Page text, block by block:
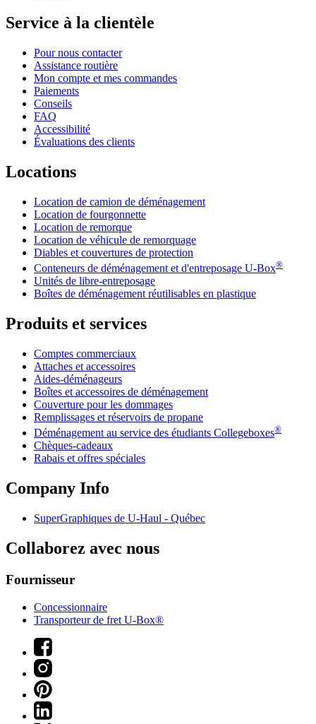
Service à la clientèle
Pour nous contacter
Assistance routière
Mon compte et mes commandes
Paiements
Conseils
FAQ
Accessibilité
Évaluations des clients
Locations
Location de camion de déménagement
Location de fourgonnette
Location de remorque
Location de véhicule de remorquage
Diables et couvertures de protection
Conteneurs de déménagement et d'entreposage U-Box®
Unités de libre-entreposage
Boîtes de déménagement réutilisables en plastique
Produits et services
Comptes commerciaux
Attaches et accessoires
Aides-déménageurs
Boîtes et accessoires de déménagement
Couverture pour les dommages
Remplissages et réservoirs de propane
Déménagement au service des étudiants Collegeboxes®
Chèques-cadeaux
Rabais et offres spéciales
Company Info
SuperGraphiques de U-Haul - Québec
Collaborez avec nous
Fournisseur
Concessionnaire
Transporteur de fret U-Box®